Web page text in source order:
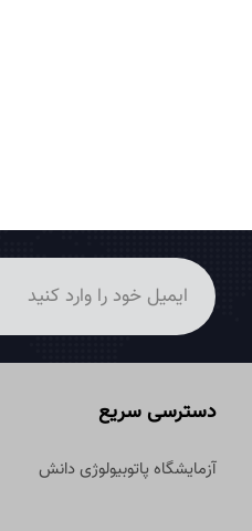
دسترسی سریع
آزمایشگاه پاتوبیولوژی دانش